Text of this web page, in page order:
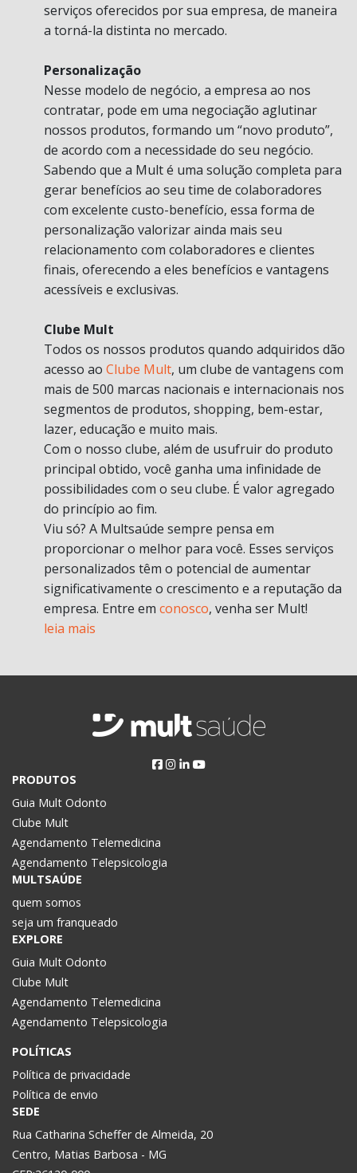
serviços oferecidos por sua empresa, de maneira
a torná-la distinta no mercado.
Personalização
Nesse modelo de negócio, a empresa ao nos
contratar, pode em uma negociação aglutinar
nossos produtos, formando um “novo produto”,
de acordo com a necessidade do seu negócio.
Sabendo que a Mult é uma solução completa para
gerar benefícios ao seu time de colaboradores
com excelente custo-benefício, essa forma de
personalização valorizar ainda mais seu
relacionamento com colaboradores e clientes
finais, oferecendo a eles benefícios e vantagens
acessíveis e exclusivas.
Clube Mult
Todos os nossos produtos quando adquiridos dão
acesso ao Clube Mult, um clube de vantagens com
mais de 500 marcas nacionais e internacionais nos
segmentos de produtos, shopping, bem-estar,
lazer, educação e muito mais.
Com o nosso clube, além de usufruir do produto
principal obtido, você ganha uma infinidade de
possibilidades com o seu clube. É valor agregado
do princípio ao fim.
Viu só? A Multsaúde sempre pensa em
proporcionar o melhor para você. Esses serviços
personalizados têm o potencial de aumentar
significativamente o crescimento e a reputação da
empresa. Entre em conosco, venha ser Mult!
leia mais
PRODUTOS
Guia Mult Odonto
Clube Mult
Agendamento Telemedicina
Agendamento Telepsicologia
MULTSAÚDE
quem somos
seja um franqueado
EXPLORE
Guia Mult Odonto
Clube Mult
Agendamento Telemedicina
Agendamento Telepsicologia
POLÍTICAS
Política de privacidade
Política de envio
SEDE
Rua Catharina Scheffer de Almeida, 20
Centro, Matias Barbosa - MG